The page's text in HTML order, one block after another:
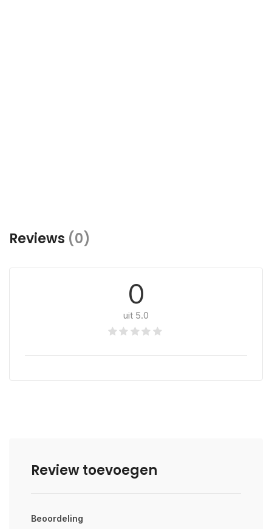
Reviews (0)
0
uit 5.0
Review toevoegen
Beoordeling